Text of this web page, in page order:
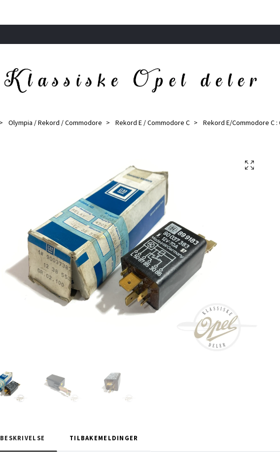
Olympia / Rekord / Commodore Rekord E / Commodore C Rekord E/Commodore C
BESKRIVELSE TILBAKEMELDINGER